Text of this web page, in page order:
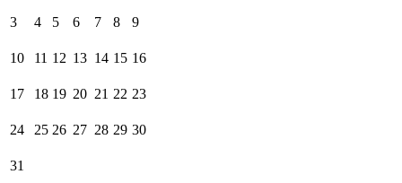
3 4 5 6 7 8 9
10 11 12 13 14 15 16
17 18 19 20 21 22 23
24 25 26 27 28 29 30
31